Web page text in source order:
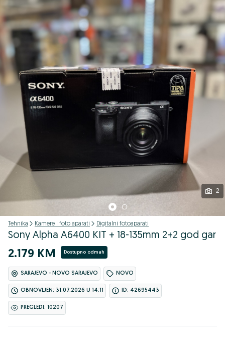
Podijeli
2
Tehnika Kamere i foto aparati Digitalni fotoaparati
Sony Alpha A6400 KIT + 18-135mm 2+2 god gar
2.179 KM Dostupno odmah
SARAJEVO - NOVO SARAJEVO NOVO
OBNOVLJEN: 31.07.2026 U 14:11 ID: 42695443
PREGLEDI: 10207